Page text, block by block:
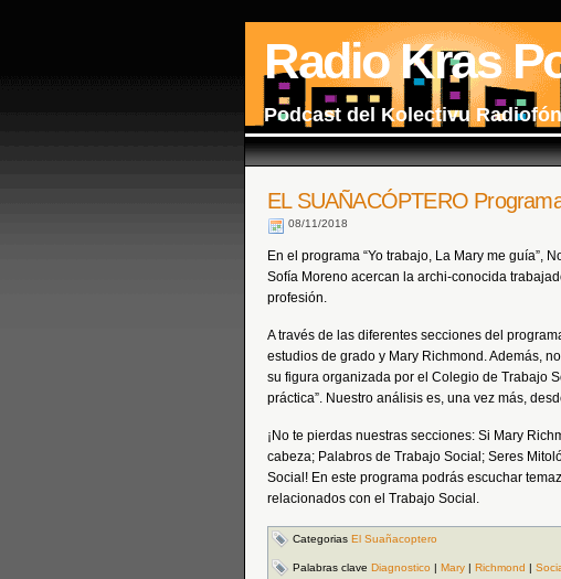
Radio Kras
Podcast del Kolectivu
EL SUAÑACÓPTERO
08/11/2018
En el programa “Yo trabajo, La Mary me guía”,
Sofía Moreno acercan la archi-conocida
profesión.
A través de las diferentes secciones del
estudios de grado y Mary Richmond. Además,
su figura organizada por el Colegio de Trabajo
práctica”. Nuestro análisis es, una vez más,
¡No te pierdas nuestras secciones: Si Mary
cabeza; Palabros de Trabajo Social; Seres
Social! En este programa podrás escuchar
relacionados con el Trabajo Social.
Categorias El Suañacoptero
Palabras clave Diagnostico | Mary | Richmond |